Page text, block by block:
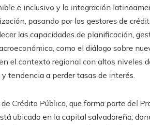
e inclusivo y la integración
pasando por los gestores de
las capacidades de planificación,
como el diálogo sobre
el contexto regional con altos niveles
tendencia a perder tasas de interés.
Crédito Público, que forma parte del
ubicado en la capital salvadoreña;